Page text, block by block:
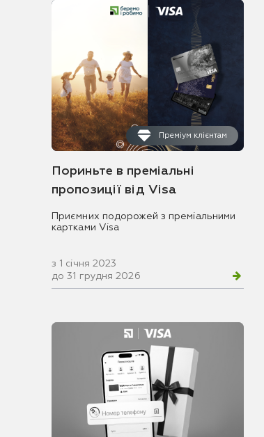
Преміум клієнтам
Пориньте в преміальні
пропозиції від Visa
Приємних подорожей з преміальними
картками Visa
з 1 січня 2023
до 31 грудня 2026